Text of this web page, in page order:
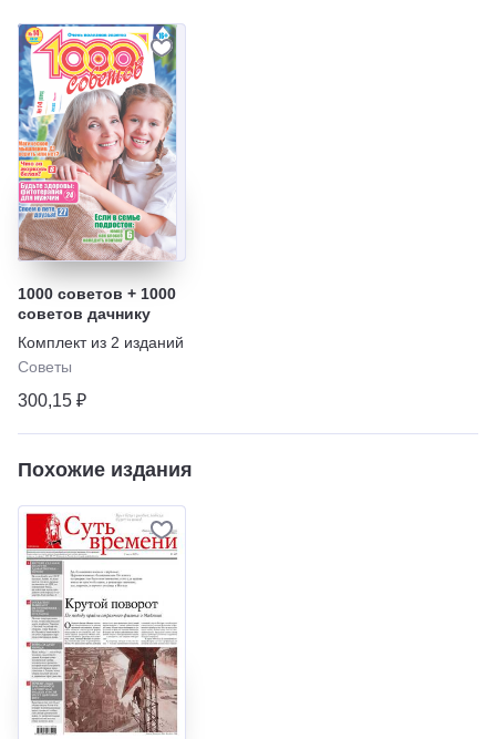
1000 советов + 1000
советов дачнику
Комплект из 2 изданий
Советы
300,15 ₽
Похожие издания